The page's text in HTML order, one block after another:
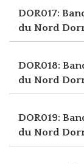
DOR017:
du Nord
DOR018:
du Nord
DOR019:
du Nord